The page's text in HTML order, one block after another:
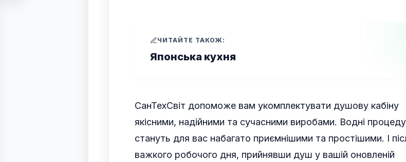
ЧИТАЙТЕ ТАКОЖ:
Японська кухня
СанТехСвіт допоможе вам укомплектувати душову кабіну
якісними, надійними та сучасними виробами. Водні
стануть для вас набагато приємнішими та простішими. І
важкого робочого дня, прийнявши душ у вашій оновленій